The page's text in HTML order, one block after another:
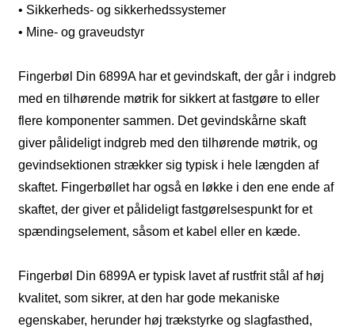
• Sikkerheds- og sikkerhedssystemer
• Mine- og graveudstyr
Fingerbøl Din 6899A har et gevindskaft, der går i indgreb
med en tilhørende møtrik for sikkert at fastgøre to eller
flere komponenter sammen. Det gevindskårne skaft
giver pålideligt indgreb med den tilhørende møtrik, og
gevindsektionen strækker sig typisk i hele længden af ​​
skaftet. Fingerbøllet har også en løkke i den ene ende af
skaftet, der giver et pålideligt fastgørelsespunkt for et
spændingselement, såsom et kabel eller en kæde.
Fingerbøl Din 6899A er typisk lavet af rustfrit stål af høj
kvalitet, som sikrer, at den har gode mekaniske
egenskaber, herunder høj trækstyrke og slagfasthed,